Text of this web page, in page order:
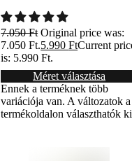
7.050Ft Original price was:
7.050 Ft.5.990FtCurrent
is: 5.990 Ft.
Méret választása
Ennek a terméknek több
variációja van. A változatok a
termékoldalon választhatók ki